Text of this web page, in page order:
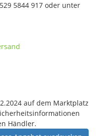
5844 917 oder unter
auf dem Marktplatz
Händler.